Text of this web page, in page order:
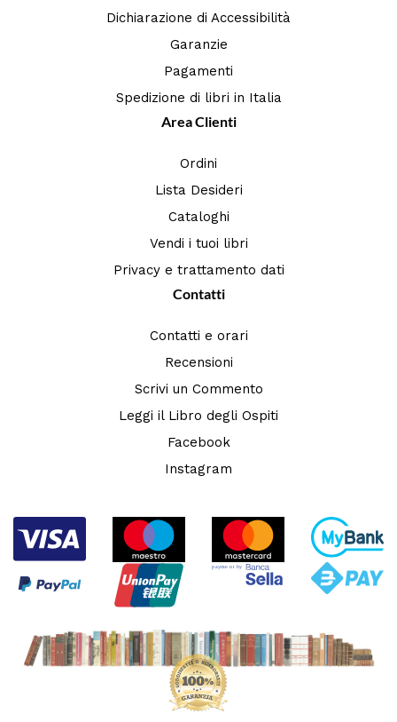
Dichiarazione di Accessibilità
Garanzie
Pagamenti
Spedizione di libri in Italia
Area Clienti
Ordini
Lista Desideri
Cataloghi
Vendi i tuoi libri
Privacy e trattamento dati
Contatti
Contatti e orari
Recensioni
Scrivi un Commento
Leggi il Libro degli Ospiti
Facebook
Instagram